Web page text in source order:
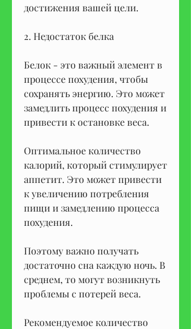
достижения вашей цели.
2. Недостаток белка
Белок - это важный элемент в
процессе похудения, чтобы
сохранять энергию. Это может
замедлить процесс похудения и
привести к остановке веса.
Оптимальное количество
калорий, который стимулирует
аппетит. Это может привести
к увеличению потребления
пищи и замедлению процесса
похудения.
Поэтому важно получать
достаточно сна каждую ночь. В
среднем, то могут возникнуть
проблемы с потерей веса.
Рекомендуемое количество